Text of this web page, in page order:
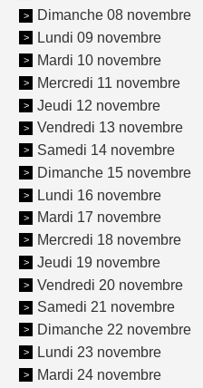
Dimanche 08 novembre
Lundi 09 novembre
Mardi 10 novembre
Mercredi 11 novembre
Jeudi 12 novembre
Vendredi 13 novembre
Samedi 14 novembre
Dimanche 15 novembre
Lundi 16 novembre
Mardi 17 novembre
Mercredi 18 novembre
Jeudi 19 novembre
Vendredi 20 novembre
Samedi 21 novembre
Dimanche 22 novembre
Lundi 23 novembre
Mardi 24 novembre